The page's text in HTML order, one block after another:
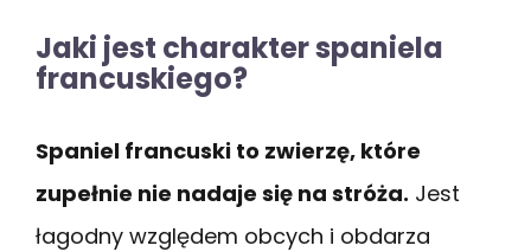
Jaki jest charakter spaniela
francuskiego?
Spaniel francuski to zwierzę, które
zupełnie nie nadaje się na stróża. Jest
łagodny względem obcych i obdarza